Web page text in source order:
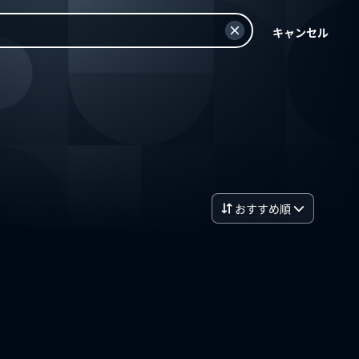
キャンセル
おすすめ順